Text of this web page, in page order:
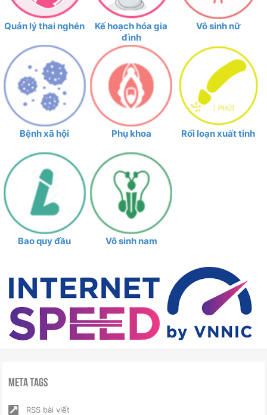
Quản lý thai nghén
Kế hoạch hóa gia
đình
Vô sinh nữ
Bệnh xã hội Phụ khoa Rối loạn xuất tinh
Bao quy đầu Vô sinh nam
Meta Tags
RSS bài viết